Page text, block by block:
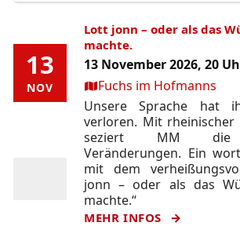
13
NOV
13
NOV
Lott jonn – oder als das
machte.
13 November 2026, 20
Ort:Fuchs im Hofmanns
Unsere Sprache hat
verloren. Mit rheinischer
seziert MM die
Veränderungen. Ein
mit dem
jonn – oder als das
machte.“
MEHR INFOS